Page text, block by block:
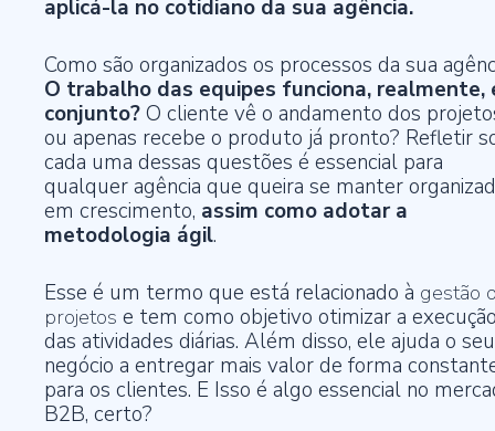
aplicá-la no cotidiano da sua agência.
Como são organizados os processos da sua
O trabalho das equipes funciona, realmente,
conjunto?O cliente vê o andamento dos
ou apenas recebe o produto já pronto? Refletir
cada uma dessas questões é essencial para
qualquer agência que queira se manter
em crescimento, assim como adotar a
metodologia ágil.
Esse é um termo que está relacionado à gestão
projetos e tem como objetivo otimizar a
das atividades diárias. Além disso, ele ajuda o seu
negócio a entregar mais valor de forma
para os clientes. E Isso é algo essencial no
B2B, certo?